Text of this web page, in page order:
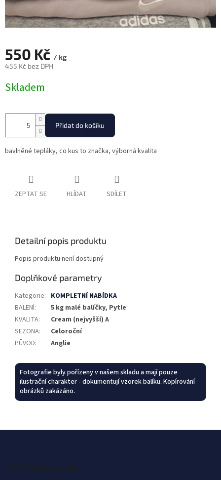
550 Kč / kg
455 Kč bez DPH
cena:
Skladem
Přidat do košíku
bavlněné tepláky, co kus to značka, výborná kvalita
ZEPTAT SE HLÍDAT SDÍLET
Detailní popis produktu
Popis produktu není dostupný
Doplňkové parametry
Kategorie: KOMPLETNÍ NABÍDKA
BALENÍ:
5 kg malé balíčky, Pytle
KVALITA:
Cream (nejvyšší) A
SEZONA:
Celoroční
PŮVOD: Anglie
Fotografie byly pořízeny v našem skladu a mají pouze
ilustrační charakter - dokumentují vzorek balíku. Kopírování
obrázků zakázáno.
Informace pro vás